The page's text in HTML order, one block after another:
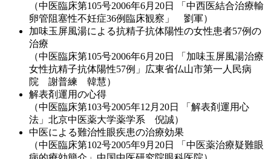
（中医臨床第105号2006年6月20日 「中西医結合治療輸
卵管阻塞性不妊症36例臨床観察」 劉軍）
加味玉屏風湯による抗精子抗体陽性の女性患者57例の
治療
（中医臨床第105号2006年6月20日 「加味玉屏風湯治療
女性抗精子抗体陽性57例」広東省仏山市第一人民病
院 謝普練 韓慧）
解表剤運用の心得
（中医臨床第103号2005年12月20日 「解表剤運用心
法」北京中医薬大学薬学系 倪誠）
中医による難治性眼疾患の治療効果
（中医臨床第102号2005年9月20日 「中医薬治療疑難眼